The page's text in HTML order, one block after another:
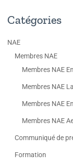
Catégories
NAE
Membres NAE
Membres NAE
Membres NAE
Membres NAE
Membres NAE
Communiqué de
Formation